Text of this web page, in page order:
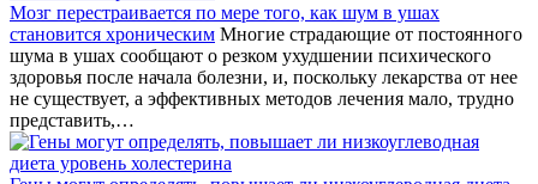
Мозг перестраивается по мере того, как шум в ушах
становится хроническим Многие страдающие от постоянного
шума в ушах сообщают о резком ухудшении психического
здоровья после начала болезни, и, поскольку лекарства от нее
не существует, а эффективных методов лечения мало, трудно
представить,…